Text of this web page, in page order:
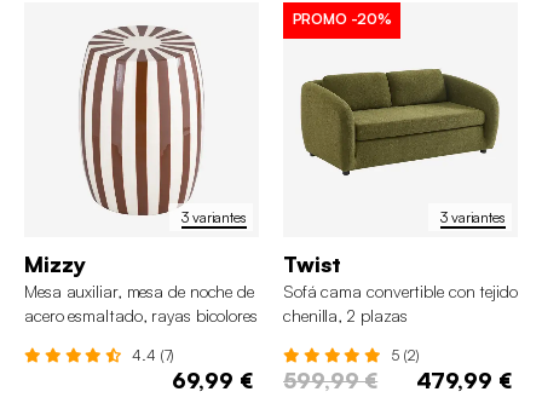
3 variantes
Mizzy
Mesa auxiliar, mesa de noche de
acero esmaltado, rayas bicolores
4.4 (7)
69,99 €
3 variantes
PROMO -20%
Twist
Sofá cama convertible con tejido
chenilla, 2 plazas
5 (2)
599,99 € 479,99 €